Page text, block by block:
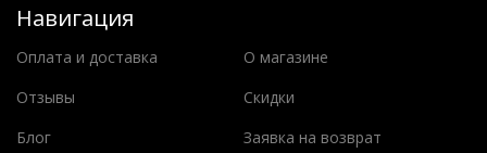
Навигация
Оплата и доставка
О магазине
Отзывы
Скидки
Блог
Заявка на возврат